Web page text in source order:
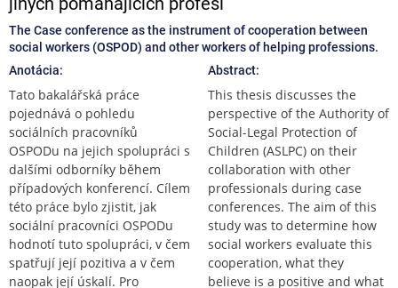
The Case conference as the instrument of cooperation between
social workers (OSPOD) and other workers of helping professions.
Anotácia:
Tato bakalářská práce
pojednává o pohledu
sociálních pracovníků
OSPODu na jejich spolupráci s
dalšími odborníky během
případových konferencí. Cílem
této práce bylo zjistit, jak
sociální pracovníci OSPODu
hodnotí tuto spolupráci, v čem
spatřují její pozitiva a v čem
naopak její úskalí. Pro
Abstract:
This thesis discusses the
perspective of the Authority of
Social-Legal Protection of
Children (ASLPC) on their
collaboration with other
professionals during case
conferences. The aim of this
study was to determine how
social workers evaluate this
cooperation, what they
believe is a positive and what